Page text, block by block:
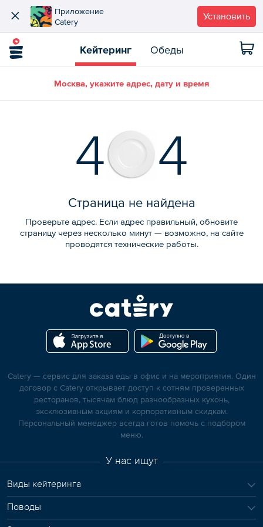
Приложение
Catery
Установить
Кейтеринг Обеды
Москва, укажите адрес, дату и время
4 4
Страница не найдена
Проверьте адрес. Если адрес правильный, обновите
страницу через несколько минут — возможно, на сайте
проводятся технические работы.
Catery — сервис для заказа еды в офис и на мероприятия. Один
договор с Catery открывает доступ к сотням проверенных
ресторанов, тысячам блюд разнообразных кухонь,
эксклюзивным акциям и корпоративным скидкам.
Персональный менеджер всегда готов помочь с подбором
меню.
У нас ищут
Виды кейтеринга
Поводы